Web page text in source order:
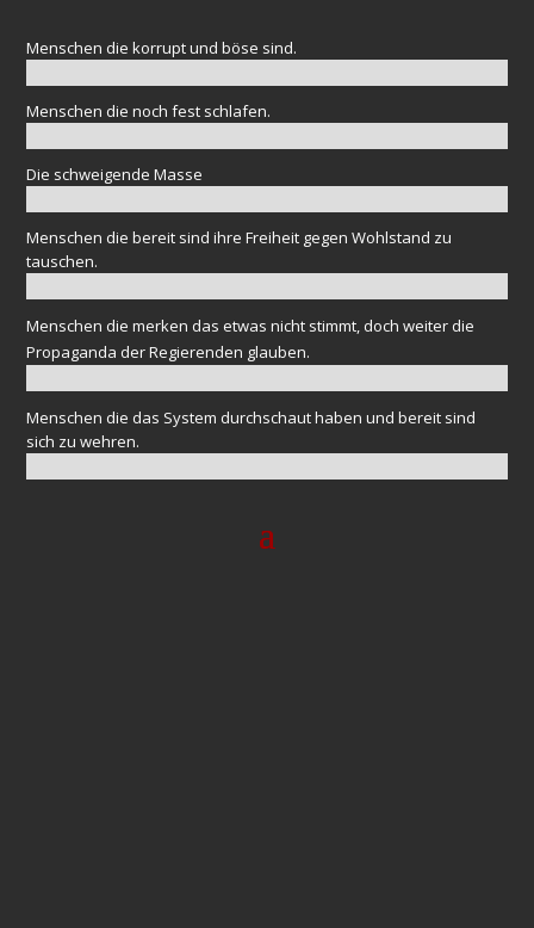
Menschen die korrupt und böse sind.
Menschen die noch fest schlafen.
Die schweigende Masse
Menschen die bereit sind ihre Freiheit gegen Wohlstand zu
tauschen.
Menschen die merken das etwas nicht stimmt, doch weiter die
Propaganda der Regierenden glauben.
Menschen die das System durchschaut haben und bereit sind
sich zu wehren.